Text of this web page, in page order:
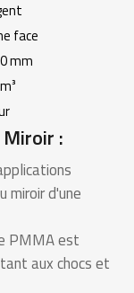
face
mm
:
miroir d'une
PMMA est
aux chocs et